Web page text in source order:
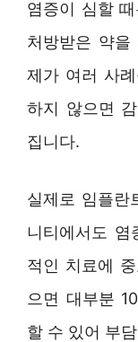
염증이 심할
처방받은 약
제가 여러 사
하지 않으면
집니다.
실제로 임플란
니티에서도
적인 치료에
으면 대부분
할 수 있어 부